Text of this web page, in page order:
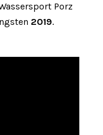
Porz
2019.